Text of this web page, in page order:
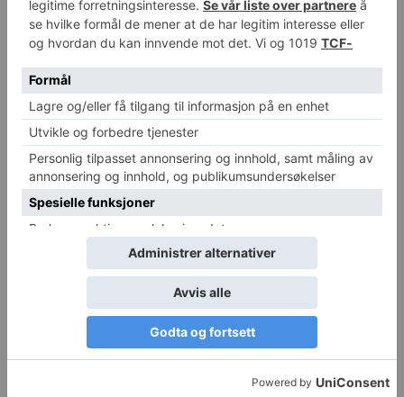
Osteopater gis autorisasjon som
helsepersonell
Går inn for aktiv dødshjelp
Åpning av kamper og konkurranser for
kontaktidretter over 20 år utsettes